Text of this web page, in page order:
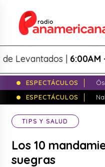
|6:00AM -
ESPECTÁCULOS
ESPECTÁCULOS
TIPS Y SALUD
Los 10
suegras